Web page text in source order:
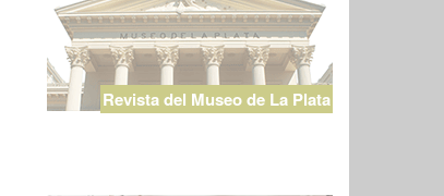
Revista del Museo de La Plata